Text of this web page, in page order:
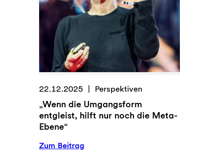
22.12.2025 Perspektiven
„Wenn die Umgangsform
entgleist, hilft nur noch die Meta-
Ebene“
Zum Beitrag: